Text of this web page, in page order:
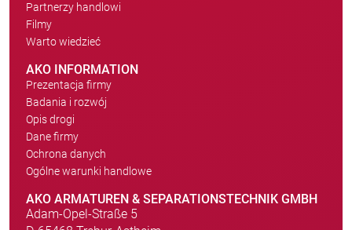
Partnerzy handlowi
Filmy
Warto wiedzieć
AKO INFORMATION
Prezentacja firmy
Badania i rozwój
Opis drogi
Dane firmy
Ochrona danych
Ogólne warunki handlowe
AKO ARMATUREN & SEPARATIONSTECHNIK GMBH
Adam-Opel-Straße 5